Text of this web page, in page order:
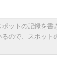
ットの記録を書
ので、スポット